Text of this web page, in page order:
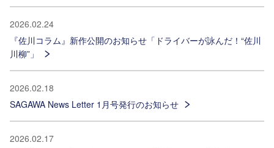
2026.02.24
『佐川コラム』新作公開のお知らせ「ドライバーが詠んだ！“佐川
川柳”」
2026.02.18
SAGAWA News Letter 1月号発行のお知らせ
2026.02.17